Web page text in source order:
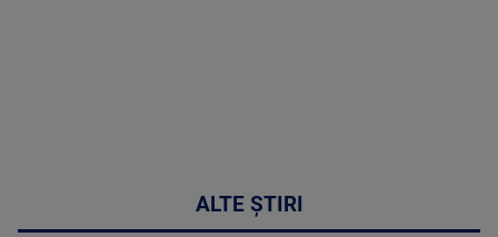
ALTE ȘTIRI